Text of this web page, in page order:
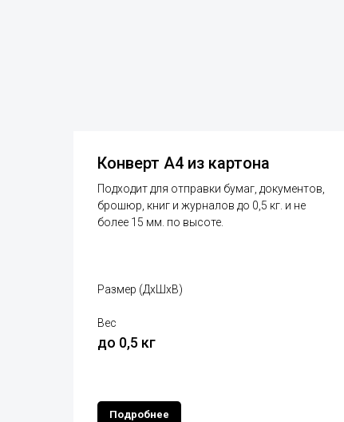
Конверт А4 из картона
Подходит для отправки бумаг, документов,
брошюр, книг и журналов до 0,5 кг. и не
более 15 мм. по высоте.
Размер (ДхШхВ)
Вес
до 0,5 кг
Подробнее